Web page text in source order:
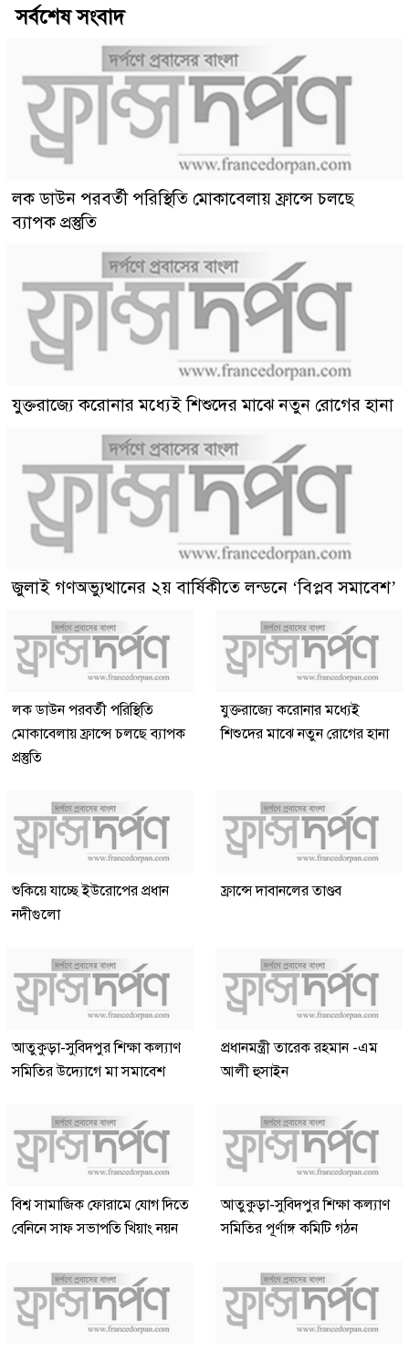
সর্বশেষ সংবাদ
লক ডাউন পরবর্তী পরিস্থিতি মোকাবেলায় ফ্রান্সে চলছে
ব্যাপক প্রস্তুতি
যুক্তরাজ্যে করোনার মধ্যেই শিশুদের মাঝে নতুন রোগের হানা
জুলাই গণঅভ্যুত্থানের ২য় বার্ষিকীতে লন্ডনে ‘বিপ্লব সমাবেশ’
লক ডাউন পরবর্তী পরিস্থিতি
মোকাবেলায় ফ্রান্সে চলছে ব্যাপক
প্রস্তুতি
যুক্তরাজ্যে করোনার মধ্যেই
শিশুদের মাঝে নতুন রোগের হানা
শুকিয়ে যাচ্ছে ইউরোপের প্রধান
নদীগুলো
ফ্রান্সে দাবানলের তাণ্ডব
আতুকুড়া-সুবিদপুর শিক্ষা কল্যাণ
সমিতির উদ্যোগে মা সমাবেশ
প্রধানমন্ত্রী তারেক রহমান -এম
আলী হুসাইন
বিশ্ব সামাজিক ফোরামে যোগ দিতে
বেনিনে সাফ সভাপতি খিয়াং নয়ন
আতুকুড়া-সুবিদপুর শিক্ষা কল্যাণ
সমিতির পূর্ণাঙ্গ কমিটি গঠন